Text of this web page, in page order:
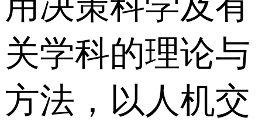
关学科的理论与
方法，以人机交